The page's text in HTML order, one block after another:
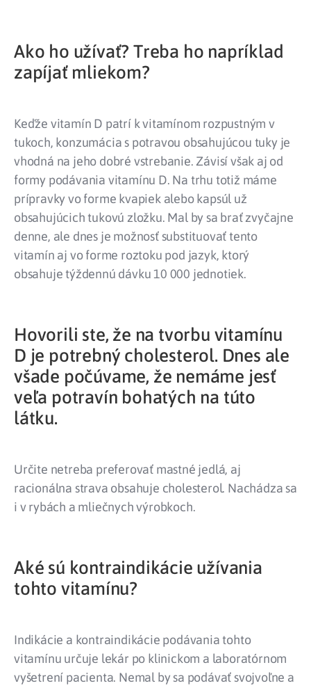
Ako ho užívať? Treba ho napríklad
zapíjať mliekom?
Keďže vitamín D patrí k vitamínom rozpustným v
tukoch, konzumácia s potravou obsahujúcou tuky je
vhodná na jeho dobré vstrebanie. Závisí však aj od
formy podávania vitamínu D. Na trhu totiž máme
prípravky vo forme kvapiek alebo kapsúl už
obsahujúcich tukovú zložku. Mal by sa brať zvyčajne
denne, ale dnes je možnosť substituovať tento
vitamín aj vo forme roztoku pod jazyk, ktorý
obsahuje týždennú dávku 10 000 jednotiek.
Hovorili ste, že na tvorbu vitamínu
D je potrebný cholesterol. Dnes ale
všade počúvame, že nemáme jesť
veľa potravín bohatých na túto
látku.
Určite netreba preferovať mastné jedlá, aj
racionálna strava obsahuje cholesterol. Nachádza sa
i v rybách a mliečnych výrobkoch.
Aké sú kontraindikácie užívania
tohto vitamínu?
Indikácie a kontraindikácie podávania tohto
vitamínu určuje lekár po klinickom a laboratórnom
vyšetrení pacienta. Nemal by sa podávať svojvoľne a